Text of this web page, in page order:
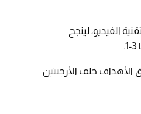
لتقنية الفيديو، لينجح
بفارق الأهداف خلف الأرجنتين